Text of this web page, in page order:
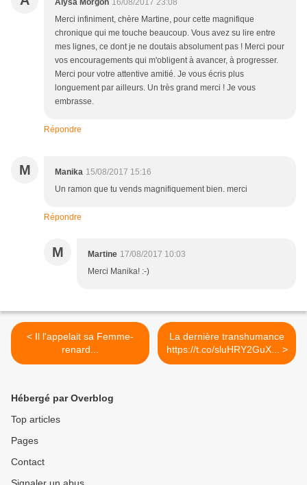
Alysa Morgon 16/08/2017 23:08
Merci infiniment, chère Martine, pour cette magnifique
chronique qui me touche beaucoup. Vous avez su lire entre
mes lignes, ce dont je ne doutais absolument pas ! Merci pour
vos encouragements qui m'obligent à avancer, à progresser.
Merci pour votre attentive amitié. Je vous écris plus
longuement par ailleurs. Un très grand merci ! Je vous
embrasse.
Répondre
M Manika 15/08/2017 15:16
Un ramon que tu vends magnifiquement bien. merci
Répondre
M Martine 17/08/2017 10:03
Merci Manika! :-)
< Il l'appelait sa Femme-
renard...
La dernière transhumance
https://t.co/sluHRY2GuX... >
Hébergé par Overblog
Top articles
Pages
Contact